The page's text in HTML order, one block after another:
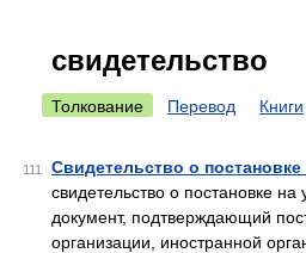
свидетельство
Толкование Перевод Книги
111 Свидетельство о
свидетельство о постановке на
документ, подтверждающий
организации, иностранной